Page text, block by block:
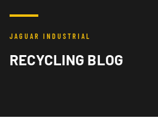
JAGUAR INDUSTRIAL
RECYCLING BLOG